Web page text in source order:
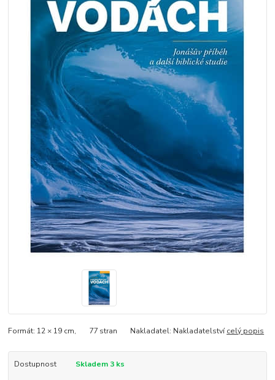
Formát: 12 × 19 cm, 77 stran Nakladatel: Nakladatelstvícelý popis
Dostupnost Skladem 3 ks